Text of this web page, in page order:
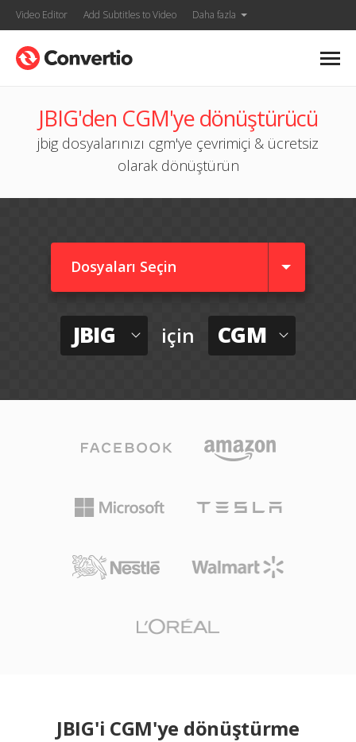
Video Editor Add Subtitles to Video Daha fazla
JBIG'den CGM'ye dönüştürücü
jbig dosyalarınızı cgm'ye çevrimiçi & ücretsiz
olarak dönüştürün
Dosyaları Seçin
JBIG için CGM
JBIG'i CGM'ye dönüştürme